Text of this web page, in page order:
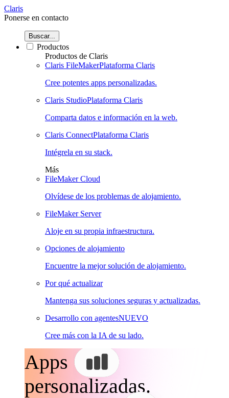
Claris
Ponerse en contacto
Buscar...
Productos
Productos de Claris
Claris FileMakerPlataforma Claris
Cree potentes apps personalizadas.
Claris StudioPlataforma Claris
Comparta datos e información en la web.
Claris ConnectPlataforma Claris
Intégrela en su stack.
Más
FileMaker Cloud
Olvídese de los problemas de alojamiento.
FileMaker Server
Aloje en su propia infraestructura.
Opciones de alojamiento
Encuentre la mejor solución de alojamiento.
Por qué actualizar
Mantenga sus soluciones seguras y actualizadas.
Desarrollo con agentesNUEVO
Cree más con la IA de su lado.
Apps
personalizadas.